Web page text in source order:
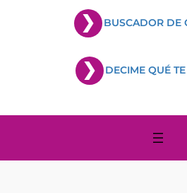
BUSCADOR DE
DECIME QUÉ